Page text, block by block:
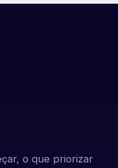
o que priorizar